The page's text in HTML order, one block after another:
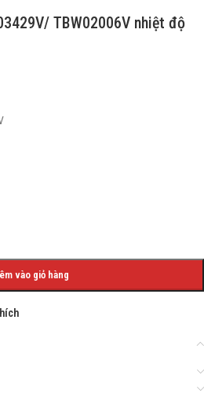
TBW02006V nhiệt độ
vào giỏ hàng